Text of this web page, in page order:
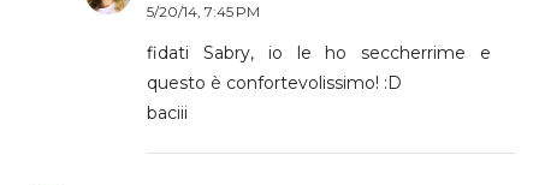
5/20/14, 7:45 PM
fidati Sabry, io le ho seccherrime e
questo è confortevolissimo! :D
baciii